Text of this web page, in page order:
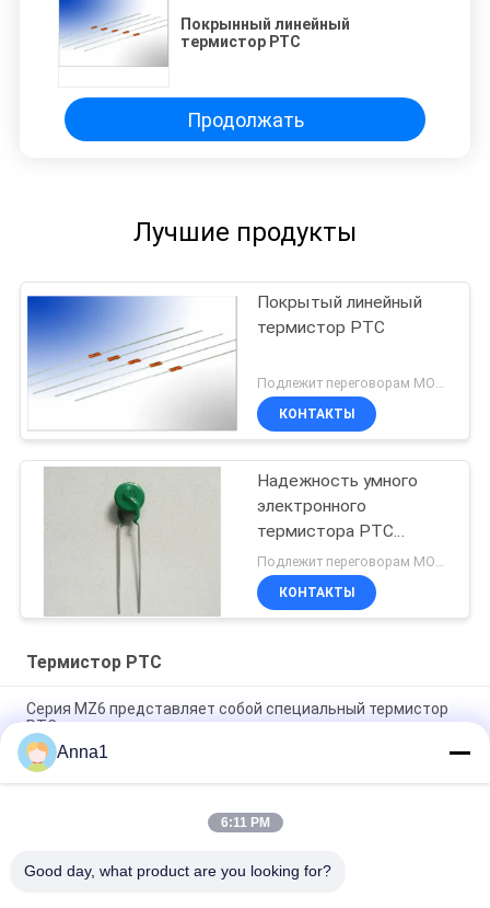
Покрынный линейный
термистор PTC
Продолжать
Лучшие продукты
Покрытый линейный
термистор PTC
Подлежит переговорам MOQ:5000pcs
КОНТАКТЫ
Надежность умного
электронного
термистора PTC
высокая для
энергосберегающих
светильников
КОНТАКТЫ
Термистор PTC
Серия MZ6 представляет собой специальный термистор
PTC для защиты от перегрева.
Серия MZ6T применяется для защиты двигателя с
помощью термистора PTC
Серия MZ32 представляет собой термистор с
Anna1
6:11 PM
Good day, what product are you looking for?